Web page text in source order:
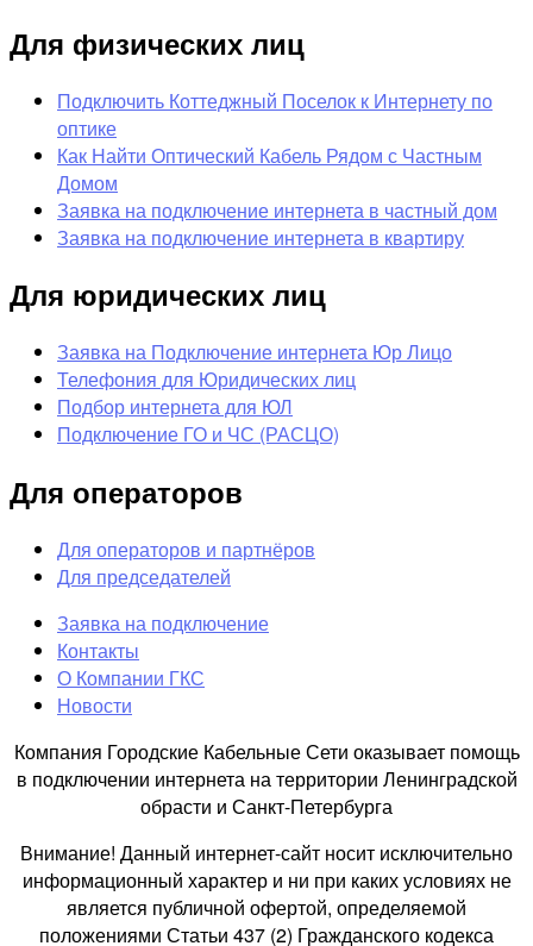
Для физических лиц
Подключить Коттеджный Поселок к Интернету по
оптике
Как Найти Оптический Кабель Рядом с Частным
Домом
Заявка на подключение интернета в частный дом
Заявка на подключение интернета в квартиру
Для юридических лиц
Заявка на Подключение интернета Юр Лицо
Телефония для Юридических лиц
Подбор интернета для ЮЛ
Подключение ГО и ЧС (РАСЦО)
Для операторов
Для операторов и партнёров
Для председателей
Заявка на подключение
Контакты
О Компании ГКС
Новости
Компания Городские Кабельные Сети оказывает помощь
в подключении интернета на территории Ленинградской
обрасти и Санкт-Петербурга
Внимание! Данный интернет-сайт носит исключительно
информационный характер и ни при каких условиях не
является публичной офертой, определяемой
положениями Статьи 437 (2) Гражданского кодекса